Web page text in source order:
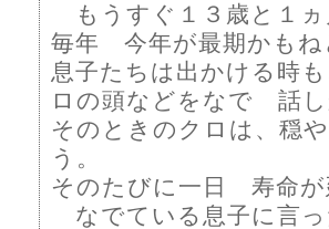
もうすぐ１３歳と１
毎年 今年が最期かも
息子たちは出かける時
ロの頭などをなで 話し
そのときのクロは、穏
う。
そのたびに一日 寿命が
なでている息子に言